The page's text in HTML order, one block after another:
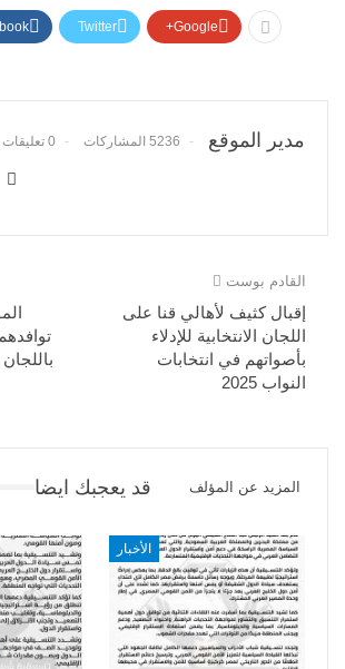
Twitter Google+
مدير الموقع 5236 المشاركات 0 تعليقات
باللجان
القادم بوست
إقبال كثيف لأهالي قنا على
اللجان الانتخابية للإدلاء
بأصواتهم في انتخابات
النواب 2025
قد يعجبك ايضا المزيد عن المؤلف
الأخبار